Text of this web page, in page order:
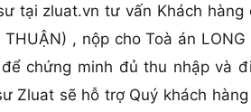
tại zluat.vn tư vấn Khách
THUẬN) , nộp cho Toà án
chứng minh đủ thu nhập và
Zluat sẽ hỗ trợ Quý khách